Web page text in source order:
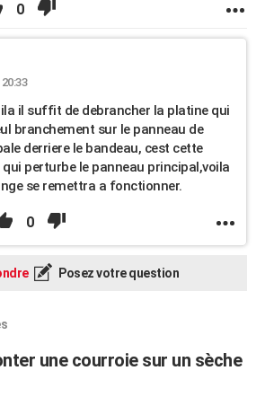
0
il suffit de debrancher la platine qui
branchement sur le panneau de
derriere le bandeau, cest cette
perturbe le panneau principal,voila
se remettra a fonctionner.
0
Posez votre question
une courroie sur un sèche